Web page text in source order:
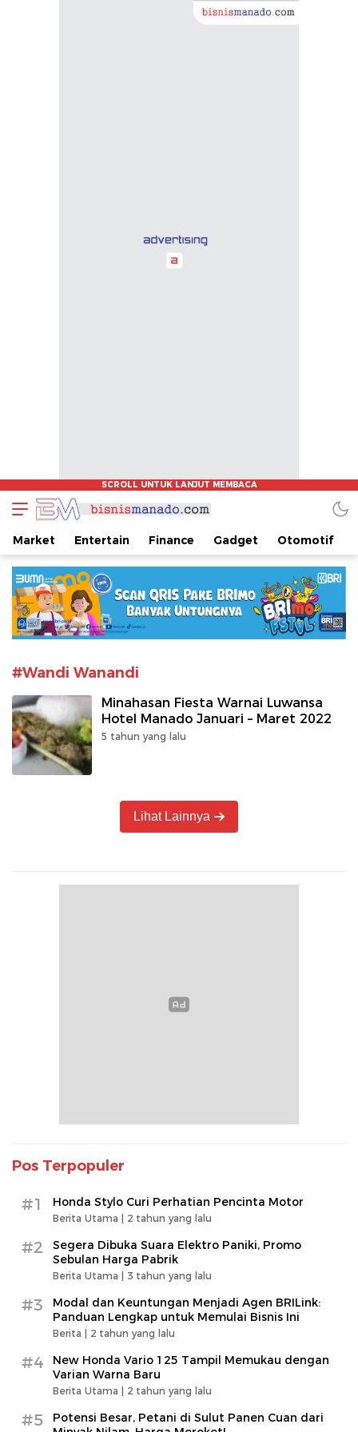
www.bisnismanado.com
Berita Bisnis Sulawesi Utara
Market Entertain Finance Gadget Otomotif
#Wandi Wanandi
Minahasan Fiesta Warnai Luwansa
Hotel Manado Januari – Maret 2022
5 tahun yang lalu
Lihat Lainnya
Pos Terpopuler
#1 Honda Stylo Curi Perhatian Pencinta Motor
Berita Utama | 2 tahun yang lalu
#2
Segera Dibuka Suara Elektro Paniki, Promo
Sebulan Harga Pabrik
Berita Utama | 3 tahun yang lalu
#3
Modal dan Keuntungan Menjadi Agen BRILink:
Panduan Lengkap untuk Memulai Bisnis Ini
Berita | 2 tahun yang lalu
#4
New Honda Vario 125 Tampil Memukau dengan
Varian Warna Baru
Berita Utama | 2 tahun yang lalu
#5
Potensi Besar, Petani di Sulut Panen Cuan dari